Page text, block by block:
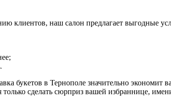
клиентов, наш салон предлагает выгодные
букетов в Тернополе значительно
сделать сюрприз вашей избраннице,